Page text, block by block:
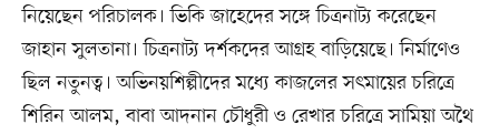
নিয়েছেন পরিচালক। ভিকি জাহেদের সঙ্গে চিত্রনাট্য করেছেন
জাহান সুলতানা। চিত্রনাট্য দর্শকদের আগ্রহ বাড়িয়েছে। নির্মাণেও
ছিল নতুনত্ব। অভিনয়শিল্পীদের মধ্যে কাজলের সৎমায়ের চরিত্রে
শিরিন আলম, বাবা আদনান চৌধুরী ও রেখার চরিত্রে সামিয়া অথৈ